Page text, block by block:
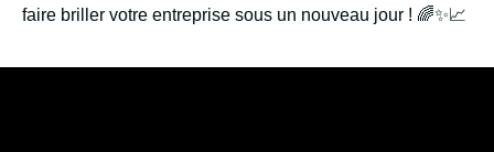
faire briller votre entreprise sous un nouveau jour ! 🌈✨📈